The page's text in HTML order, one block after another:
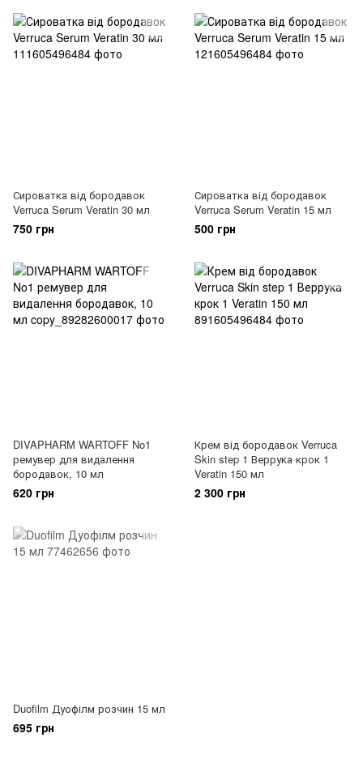
Сироватка від бородавок
Verruca Serum Veratin 30 мл
750 грн
Сироватка від бородавок
Verruca Serum Veratin 15 мл
500 грн
DIVAPHARM WARTOFF No1
ремувер для видалення
бородавок, 10 мл
620 грн
Крем від бородавок Verruca
Skin step 1 Веррука крок 1
Veratin 150 мл
2 300 грн
Duofilm Дуофілм розчин 15 мл
695 грн